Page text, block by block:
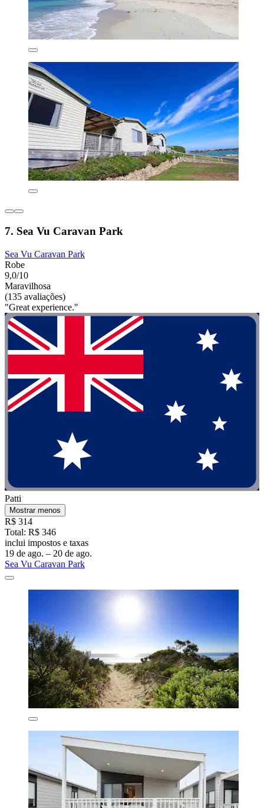
7. Sea Vu Caravan Park
Sea Vu Caravan Park
Robe
9,0/10
Maravilhosa
(135 avaliações)
"Great experience."
Patti
Mostrar menos
R$ 314
Total: R$ 346
inclui impostos e taxas
19 de ago. – 20 de ago.
Sea Vu Caravan Park